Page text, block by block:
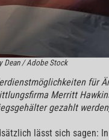
Dean / Adobe Stock
für
Merritt
gezahlt
lässt sich sagen: